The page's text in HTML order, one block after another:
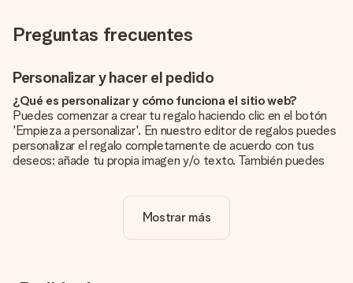
Preguntas frecuentes
Personalizar y hacer el pedido
¿Qué es personalizar y cómo funciona el sitio web?
Puedes comenzar a crear tu regalo haciendo clic en el botón
'Empieza a personalizar'. En nuestro editor de regalos puedes
personalizar el regalo completamente de acuerdo con tus
deseos: añade tu propia imagen y/o texto. También puedes
¿La personalización está incluida en el precio?
El precio que se muestra en el sitio web incluye la
Mostrar más